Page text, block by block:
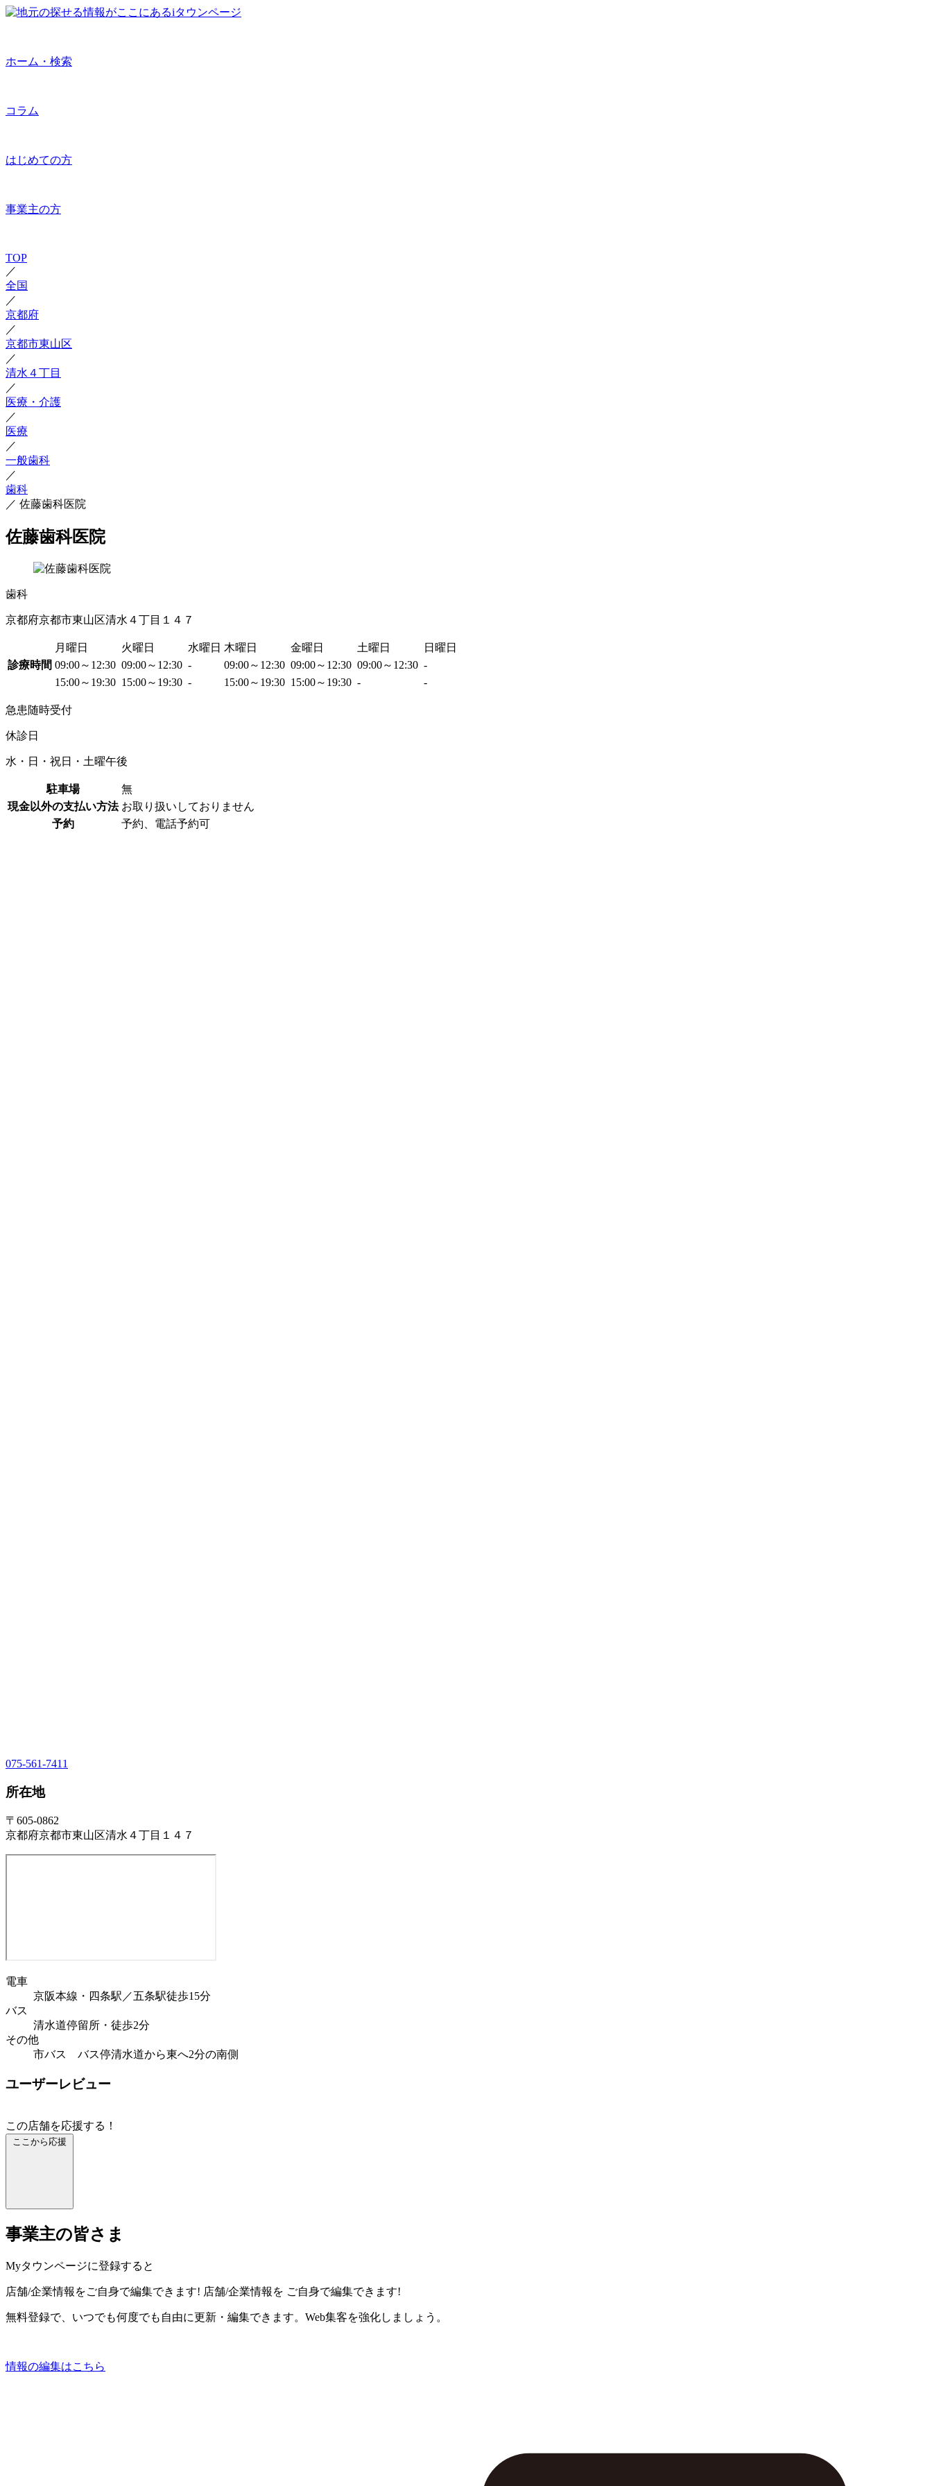
ホーム・検索
コラム
はじめての方
事業主の方
TOP
／
全国
／
京都府
／
京都市東山区
／
清水４丁目
／
医療・介護
／
医療
／
一般歯科
／
歯科
／ 佐藤歯科医院
佐藤歯科医院
歯科
京都府京都市東山区清水４丁目１４７
月曜日 火曜日 水曜日 木曜日 金曜日 土曜日
日曜日
診療時間 09:00～12:30 09:00～12:30 - 09:00～12:30 09:00～12:30 09:00～12:30 -
15:00～19:30 15:00～19:30 - 15:00～19:30 15:00～19:30 - -
急患随時受付
休診日
水・日・祝日・土曜午後
駐車場
無
現金以外の支払い方法 お取り扱いしておりません
予約
予約、電話予約可
075-561-7411
所在地
〒605-0862
京都府京都市東山区清水４丁目１４７
電車
京阪本線・四条駅／五条駅徒歩15分
バス
清水道停留所・徒歩2分
その他
市バス バス停清水道から東へ2分の南側
ユーザーレビュー
この店舗を応援する！
ここから応援
事業主の皆さま
Myタウンページに登録すると
店舗/企業情報をご自身で編集できます! 店舗/企業情報を ご自身で編集できます!
無料登録で、いつでも何度でも自由に更新・編集できます。Web集客を強化しましょう。
情報の編集はこちら